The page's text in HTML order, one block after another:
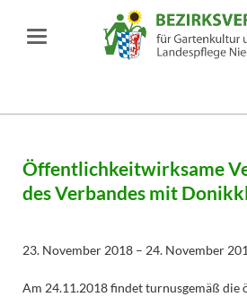
Öffentlichkeitwirksame
des Verbandes mit
23. November 2018 – 24. November
Am 24.11.2018 findet turnusgemäß